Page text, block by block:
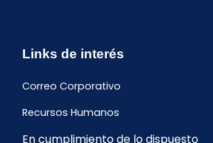
Links de interés
Correo Corporativo
Recursos Humanos
Buzón de quejas y sugerencias
En cumplimiento de lo dispuesto